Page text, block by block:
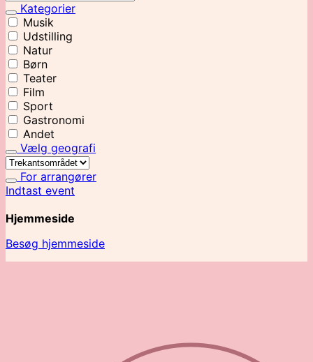
Kategorier
Musik
Udstilling
Natur
Børn
Teater
Film
Sport
Gastronomi
Andet
Vælg geografi
For arrangører
Indtast event
Hjemmeside
Besøg hjemmeside